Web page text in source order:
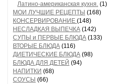
Латино-американская кухня. (1)
МОИ ЛУЧШИЕ РЕЦЕПТЫ (168)
КОНСЕРВИРОВАНИЕ (148)
НЕСЛАДКАЯ ВЫПЕЧКА (142)
СУПЫ и ПЕРВЫЕ БЛЮДА (133)
ВТОРЫЕ БЛЮДА (116)
ДИЕТИЧЕСКИЕ БЛЮДА (98)
БЛЮДА ДЛЯ ДЕТЕЙ (94)
НАПИТКИ (68)
СОУСЫ (66)